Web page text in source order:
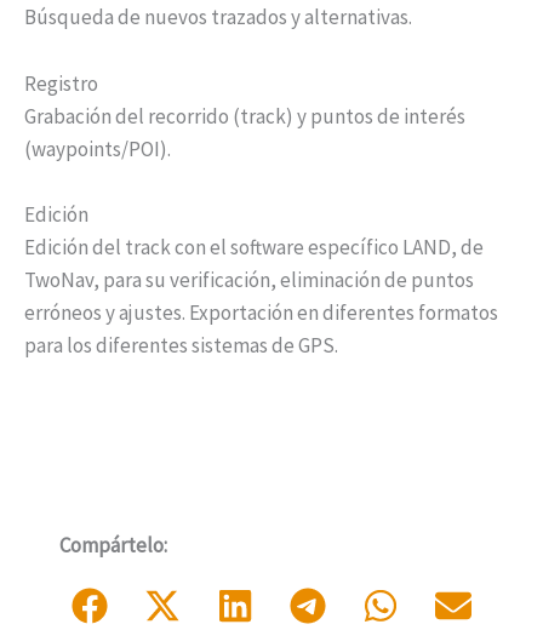
Búsqueda de nuevos trazados y alternativas.
Registro
Grabación del recorrido (track) y puntos de interés
(waypoints/POI).
Edición
Edición del track con el software específico LAND, de
TwoNav, para su verificación, eliminación de puntos
erróneos y ajustes. Exportación en diferentes formatos
para los diferentes sistemas de GPS.
Compártelo: